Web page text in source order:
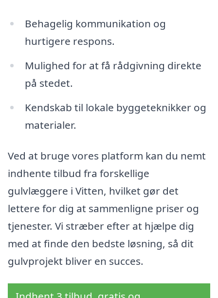
Behagelig kommunikation og
hurtigere respons.
Mulighed for at få rådgivning direkte
på stedet.
Kendskab til lokale byggeteknikker og
materialer.
Ved at bruge vores platform kan du nemt
indhente tilbud fra forskellige
gulvlæggere i Vitten, hvilket gør det
lettere for dig at sammenligne priser og
tjenester. Vi stræber efter at hjælpe dig
med at finde den bedste løsning, så dit
gulvprojekt bliver en succes.